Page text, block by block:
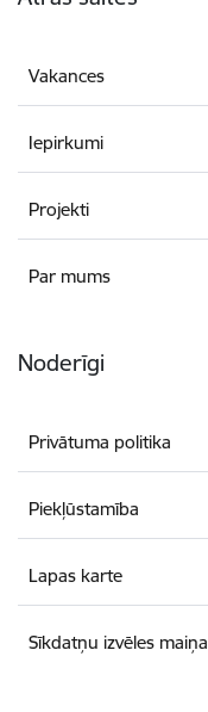
Vakances
Iepirkumi
Projekti
Par mums
Noderīgi
Privātuma politika
Piekļūstamība
Lapas karte
Sīkdatņu izvēles maiņa